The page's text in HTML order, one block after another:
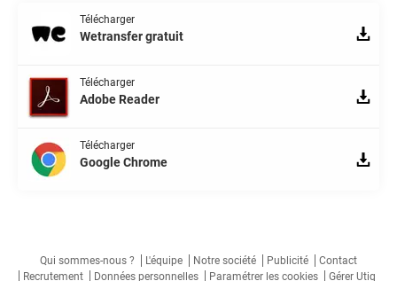
Télécharger
Wetransfer gratuit
Télécharger
Adobe Reader
Télécharger
Google Chrome
Qui sommes-nous ? L'équipe Notre société Publicité
Contact
Recrutement
Données personnelles Paramétrer les cookies Gérer Utiq